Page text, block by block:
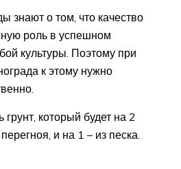
знают о том, что качество
роль в успешном
культуры. Поэтому при
к этому нужно
грунт, который будет на 2
и на 1 – из песка.